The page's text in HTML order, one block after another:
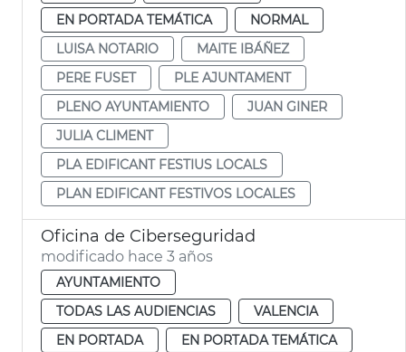
EN PORTADA TEMÁTICA
NORMAL
LUISA NOTARIO
MAITE IBÁÑEZ
PERE FUSET
PLE AJUNTAMENT
PLENO AYUNTAMIENTO
JUAN GINER
JULIA CLIMENT
PLA EDIFICANT FESTIUS LOCALS
PLAN EDIFICANT FESTIVOS LOCALES
Oficina de Ciberseguridad
modificado hace 3 años
AYUNTAMIENTO
TODAS LAS AUDIENCIAS
VALENCIA
EN PORTADA
EN PORTADA TEMÁTICA